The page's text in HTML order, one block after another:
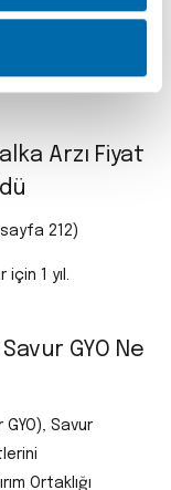
finansmanı
Arzı Fiyat
212)
1 yıl.
GYO Ne
GYO), Savur
Ortaklığı